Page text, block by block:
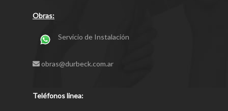
Obras:
Servicio de Instalación
obras@durbeck.com.ar
Teléfonos linea: